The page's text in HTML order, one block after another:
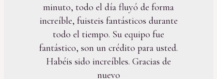
minuto, todo el día fluyó de forma
increíble, fuisteis fantásticos durante
todo el tiempo. Su equipo fue
fantástico, son un crédito para usted.
Habéis sido increíbles. Gracias de
nuevo